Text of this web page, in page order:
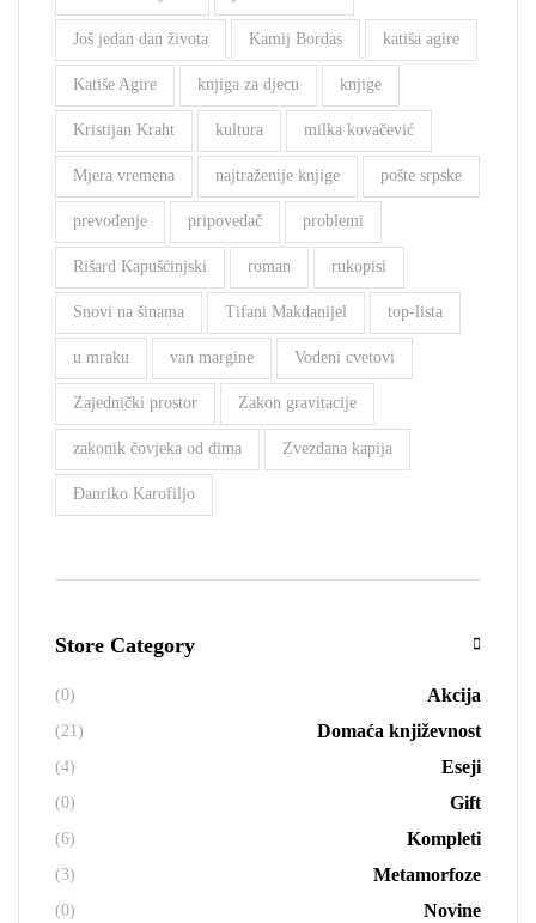
Još jedan dan života Kamij Bordas katiša agire
Katiše Agire knjiga za djecu knjige
Kristijan Kraht kultura milka kovačević
Mjera vremena najtraženije knjige pošte srpske
prevođenje pripovedač problemi
Rišard Kapušćinjski roman rukopisi
Snovi na šinama Tifani Makdanijel top-lista
u mraku van margine Vodeni cvetovi
Zajednički prostor Zakon gravitacije
zakonik čovjeka od dima Zvezdana kapija
Đanriko Karofiljo
Store Category
Akcija
(0)
Domaća književnost
(21)
Eseji
(4)
Gift
(0)
Kompleti
(6)
Metamorfoze
(3)
Novine
(0)